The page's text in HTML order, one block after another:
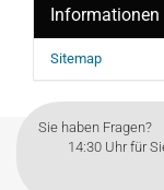
Informationen
Sitemap
Sie haben Fragen?
14:30 Uhr für